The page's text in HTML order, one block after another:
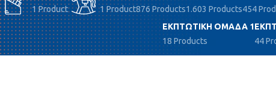
1 Product
1 Product876 Products1.603 Products454
ΕΚΠΤΩΤΙΚΉ ΟΜΆΔΑ 1
18 Products
44